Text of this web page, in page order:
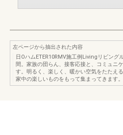
左ページから抽出された内容
日OハムETER10RMV施工例Livingリビング
間。家族の団らん、接客応接と、コミュニ
す。明るく、楽しく、暖かい空気をたたえ
家中の楽しいものをもって集まってきます